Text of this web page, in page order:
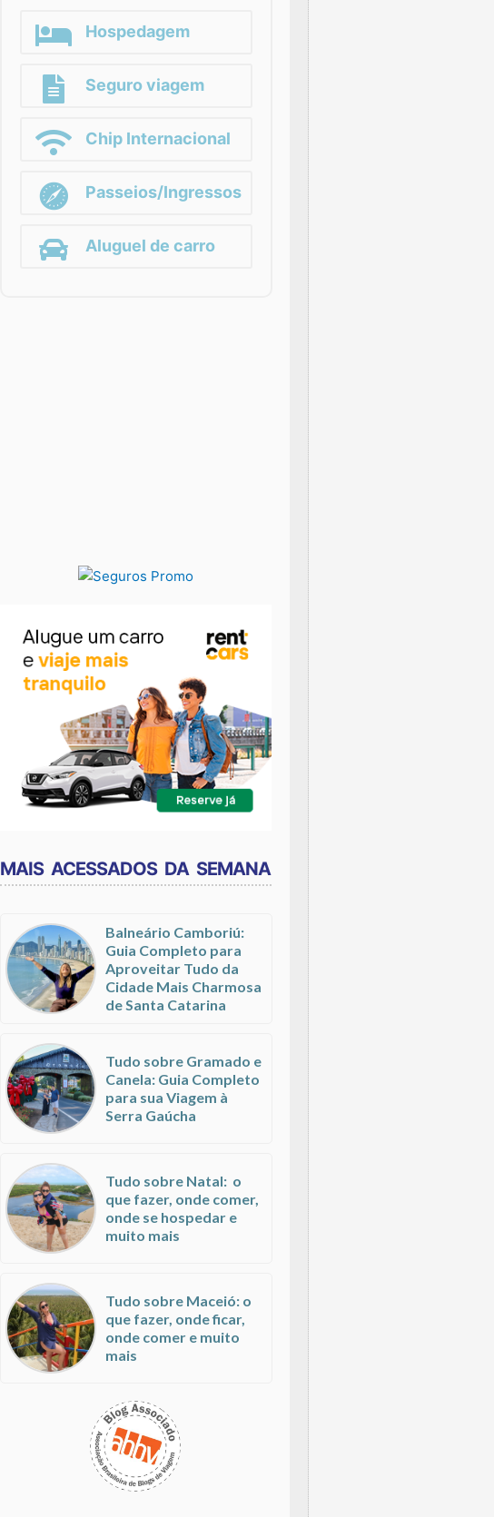
Hospedagem
Seguro viagem
Chip Internacional
Passeios/Ingressos
Aluguel de carro
MAIS ACESSADOS DA SEMANA
Balneário Camboriú:
Guia Completo para
Aproveitar Tudo da
Cidade Mais Charmosa
de Santa Catarina
Tudo sobre Gramado e
Canela: Guia Completo
para sua Viagem à
Serra Gaúcha
Tudo sobre Natal: o
que fazer, onde comer,
onde se hospedar e
muito mais
Tudo sobre Maceió: o
que fazer, onde ficar,
onde comer e muito
mais